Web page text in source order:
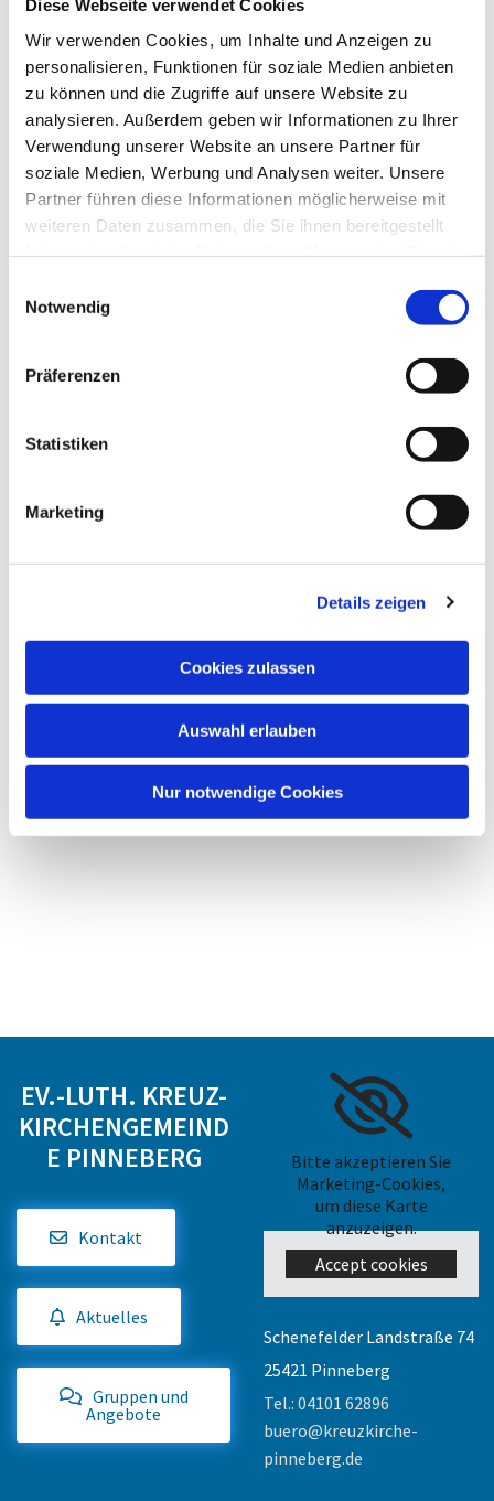
Diese Webseite verwendet Cookies
Wir verwenden Cookies, um Inhalte und Anzeigen zu
personalisieren, Funktionen für soziale Medien anbieten
zu können und die Zugriffe auf unsere Website zu
analysieren. Außerdem geben wir Informationen zu Ihrer
Verwendung unserer Website an unsere Partner für
soziale Medien, Werbung und Analysen weiter. Unsere
Partner führen diese Informationen möglicherweise mit
weiteren Daten zusammen, die Sie ihnen bereitgestellt
Notwendig
Präferenzen
Statistiken
Marketing
Details zeigen
Cookies zulassen
Auswahl erlauben
Nur notwendige Cookies
EV.-LUTH. KREUZ-
KIRCHENGEMEIND
E PINNEBERG
Kontakt
Aktuelles
Gruppen und
Angebote
Bitte akzeptieren Sie
Marketing-Cookies,
um diese Karte
anzuzeigen.
Accept cookies
Schenefelder Landstraße 74
25421 Pinneberg
Tel.: 04101 62896
buero@kreuzkirche-
pinneberg.de